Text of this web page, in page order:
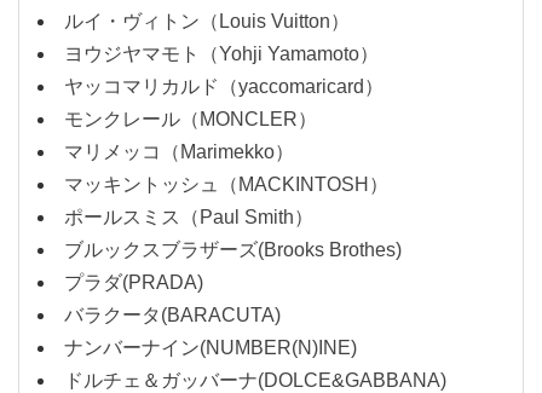
ルイ・ヴィトン（Louis Vuitton）
ヨウジヤマモト（Yohji Yamamoto）
ヤッコマリカルド（yaccomaricard）
モンクレール（MONCLER）
マリメッコ（Marimekko）
マッキントッシュ（MACKINTOSH）
ポールスミス（Paul Smith）
ブルックスブラザーズ(Brooks Brothes)
プラダ(PRADA)
バラクータ(BARACUTA)
ナンバーナイン(NUMBER(N)INE)
ドルチェ＆ガッバーナ(DOLCE&GABBANA)